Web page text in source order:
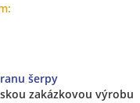
šerpy
zakázkovou výrobu